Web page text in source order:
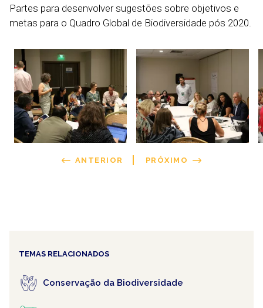
Partes para desenvolver sugestões sobre objetivos e
metas para o Quadro Global de Biodiversidade pós 2020.
ANTERIOR PRÓXIMO
TEMAS RELACIONADOS
Conservação da Biodiversidade